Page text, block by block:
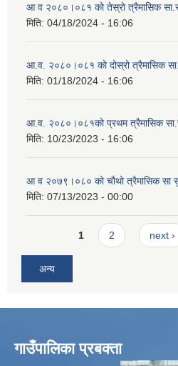
आ व २०८०।०८१ को तेस्रो त्रैमासिक
मिति: 04/18/2024 - 16:06
आ.व. २०८०।०८१ को दोस्रो त्रैमासिक
मिति: 01/18/2024 - 16:06
आ.व. २०८०।०८१को प्रथम त्रैमासिक
मिति: 10/23/2023 - 16:06
आ व २०७९।०८० को चौथो त्रैमासिक सा सु
मिति: 07/13/2023 - 00:00
Pages1 2 next ›
अन्य
गाउँपालिका प्रबक्ता